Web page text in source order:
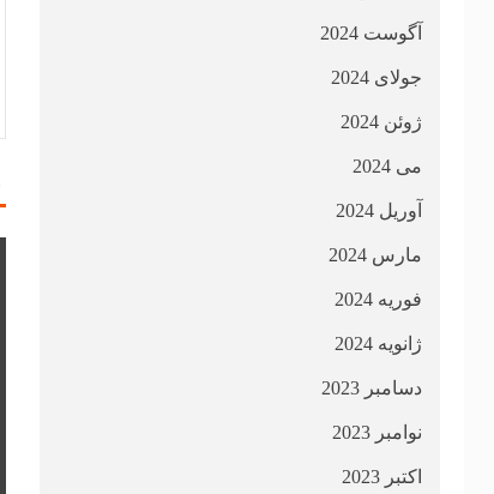
آگوست 2024
جولای 2024
ژوئن 2024
می 2024
آوریل 2024
مارس 2024
فوریه 2024
ژانویه 2024
دسامبر 2023
نوامبر 2023
اکتبر 2023